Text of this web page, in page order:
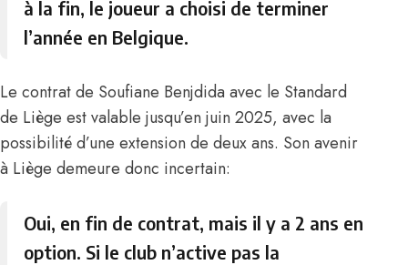
à la fin, le joueur a choisi de terminer
l’année en Belgique.
Le contrat de Soufiane Benjdida avec le Standard
de Liège est valable jusqu’en juin 2025, avec la
possibilité d’une extension de deux ans. Son avenir
à Liège demeure donc incertain:
Oui, en fin de contrat, mais il y a 2 ans en
option. Si le club n’active pas la